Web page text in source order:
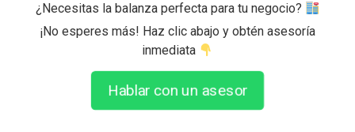
¿Necesitas la balanza perfecta para tu negocio?
¡No esperes más! Haz clic abajo y obtén asesoría
inmediata
Hablar con un asesor